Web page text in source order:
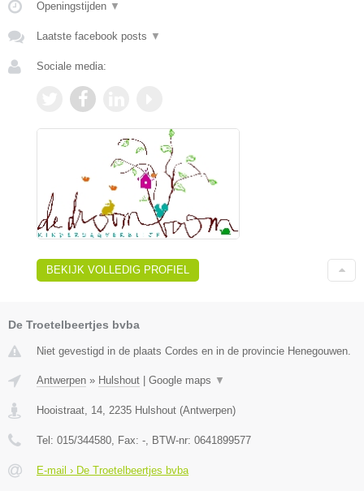
Openingstijden ▼
Laatste facebook posts ▼
Sociale media:
BEKIJK VOLLEDIG PROFIEL
De Troetelbeertjes bvba
Niet gevestigd in de plaats Cordes en in de provincie Henegouwen.
Antwerpen » Hulshout Google maps ▼
Hooistraat, 14 2235 Hulshout (Antwerpen)
Tel: 015/344580 , Fax: - , BTW-nr: 0641899577
E-mail › De Troetelbeertjes bvba